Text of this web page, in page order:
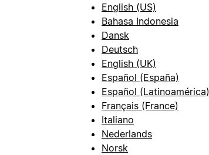
English (US)
Bahasa Indonesia
Dansk
Deutsch
English (UK)
Español (España)
Español (Latinoamérica)
Français (France)
Italiano
Nederlands
Norsk